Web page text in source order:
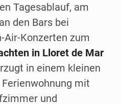
Tagesablauf, am
den Bars bei
Air-Konzerten zum
in Lloret de Mar
in einem kleinen
mit
und